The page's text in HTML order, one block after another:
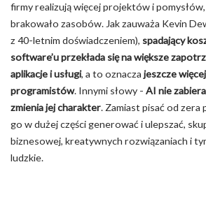
firmy realizują więcej projektów i
brakowało zasobów. Jak zauważa Kevin
z 40-letnim doświadczeniem), spadający
software’u przekłada się na większe
aplikacje i usługi, a to oznacza jeszcze
programistów. Innymi słowy - AI nie
zmienia jej charakter. Zamiast pisać od
go w dużej części generować i ulepszać,
biznesowej, kreatywnych rozwiązaniach i
ludzkie.